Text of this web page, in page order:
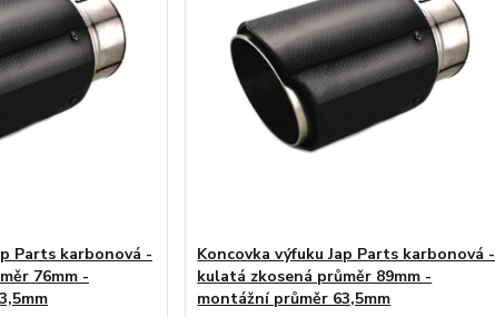
Parts karbonová -
76mm -
Koncovka výfuku Jap Parts karbonová -
kulatá zkosená průměr 89mm -
montážní průměr 63,5mm